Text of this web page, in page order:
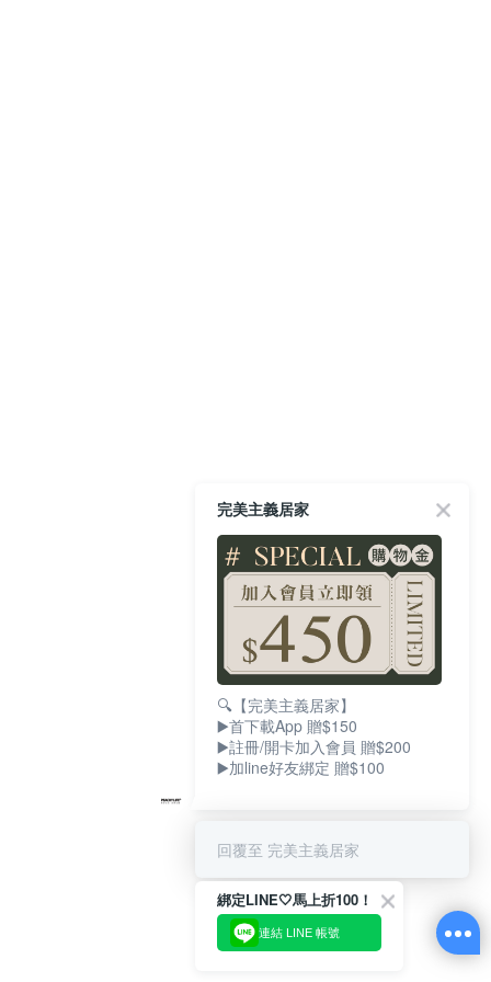
完美主義居家
🔍【完美主義居家】
▶️首下載App 贈$150
▶️註冊/開卡加入會員 贈$200
▶️加line好友綁定 贈$100
回覆至 完美主義居家
綁定LINE🤍馬上折100！
連結 LINE 帳號